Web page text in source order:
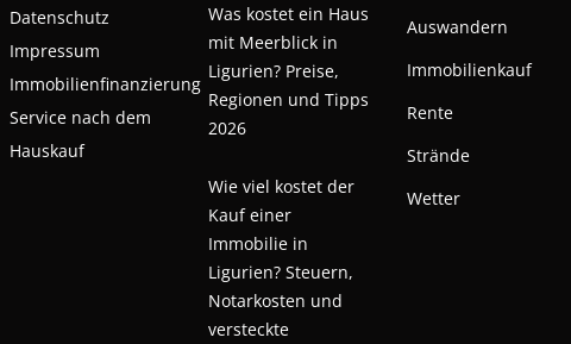
Datenschutz
Impressum
Immobilienfinanzierung
Service nach dem
Hauskauf
Was kostet ein Haus
mit Meerblick in
Ligurien? Preise,
Regionen und Tipps
2026
Wie viel kostet der
Kauf einer
Immobilie in
Ligurien? Steuern,
Notarkosten und
versteckte
Auswandern
Immobilienkauf
Rente
Strände
Wetter